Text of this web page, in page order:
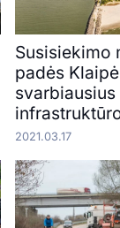
Susisiekimo
padės
svarbiausius
2021.03.17